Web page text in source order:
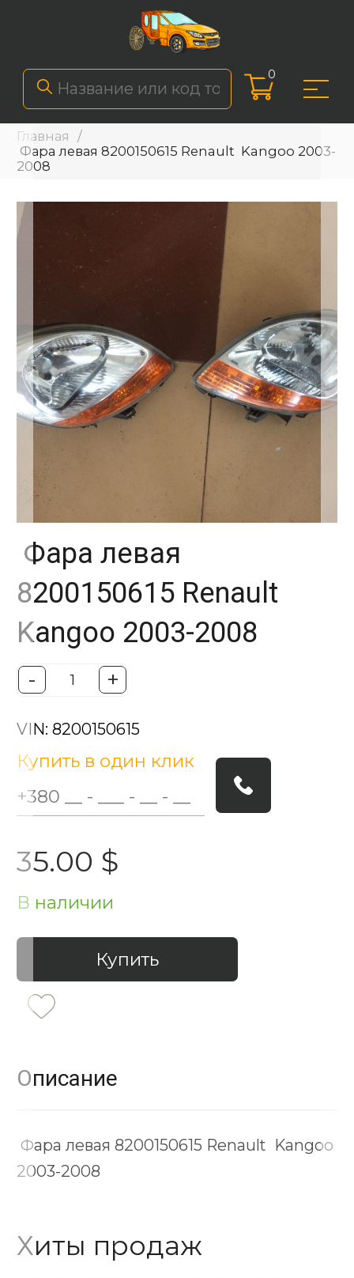
0
Главная
Фара левая 8200150615 Renault Kangoo 2003-
2008
Фара левая
8200150615 Renault
Kangoo 2003-2008
- +
VIN: 8200150615
35.00 $
В наличии
Купить в один клик
Купить
Описание
Фара левая 8200150615 Renault Kangoo
2003-2008
Хиты продаж